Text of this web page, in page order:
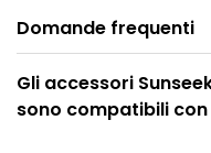
Domande frequenti
Gli accessori
sono compatibili